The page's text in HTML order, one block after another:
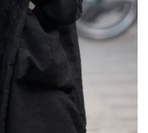
производителем